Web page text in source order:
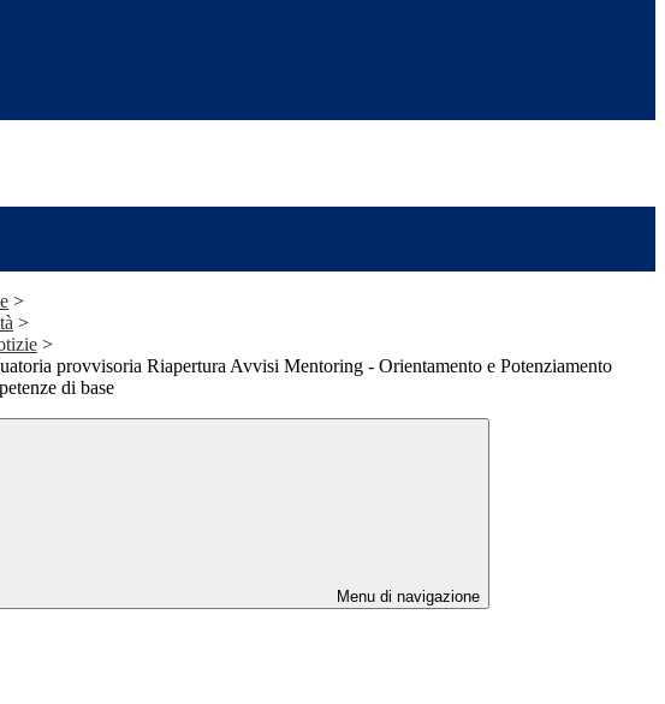
>
>
>
provvisoria Riapertura Avvisi Mentoring - Orientamento e Potenziamento
di base
Menu di navigazione